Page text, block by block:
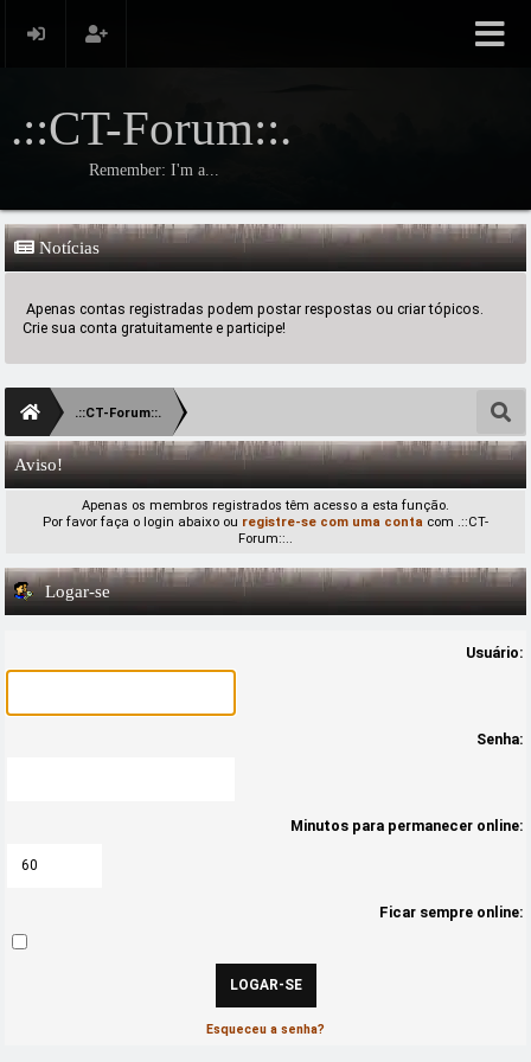
.::CT-Forum::.
Remember: I'm a...
Notícias
Apenas contas registradas podem postar respostas ou criar tópicos.
Crie sua conta gratuitamente e participe!
.::CT-Forum::.
Aviso!
Apenas os membros registrados têm acesso a esta função.
Por favor faça o login abaixo ou registre-se com uma conta com .::CT-
Forum::..
Logar-se
Usuário:
Senha:
Minutos para permanecer online:
Ficar sempre online:
Esqueceu a senha?